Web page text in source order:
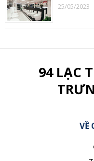
25/05/2023
94 LẠC
VỀ